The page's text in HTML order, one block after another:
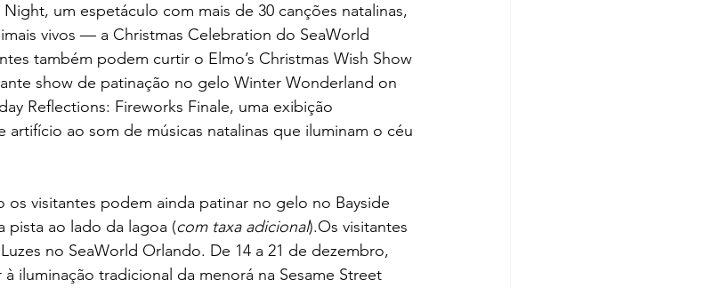
um espetáculo com mais de 30 canções natalinas,
vivos — a Christmas Celebration do SeaWorld
também podem curtir o Elmo’s Christmas Wish Show
show de patinação no gelo Winter Wonderland on
Reflections: Fireworks Finale, uma exibição
ao som de músicas natalinas que iluminam o céu
visitantes podem ainda patinar no gelo no Bayside
pista ao lado da lagoa (com taxa adicional).Os visitantes
no SeaWorld Orlando. De 14 a 21 de dezembro,
iluminação tradicional da menorá na Sesame Street